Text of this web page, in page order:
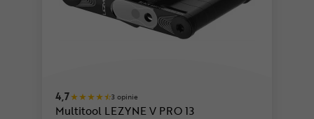
4,7 3 opinie
Multitool LEZYNE V PRO 13